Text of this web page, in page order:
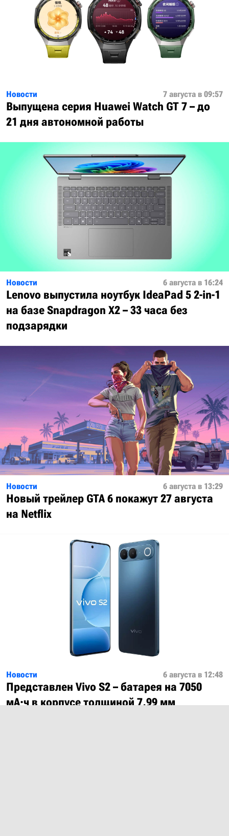
Новости 7 августа в 09:57
Выпущена серия Huawei Watch GT 7 – до
21 дня автономной работы
Новости 6 августа в 16:24
Lenovo выпустила ноутбук IdeaPad 5 2-in-1
на базе Snapdragon X2 – 33 часа без
подзарядки
Новости 6 августа в 13:29
Новый трейлер GTA 6 покажут 27 августа
на Netflix
Новости 6 августа в 12:48
Представлен Vivo S2 – батарея на 7050
мА·ч в корпусе толщиной 7,99 мм